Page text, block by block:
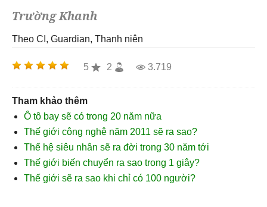
Trường Khanh
Theo CI, Guardian, Thanh niên
5 2 3.719
Tham khảo thêm
Ô tô bay sẽ có trong 20 năm nữa
Thế giới công nghệ năm 2011 sẽ ra sao?
Thế hệ siêu nhân sẽ ra đời trong 30 năm tới
Thế giới biến chuyển ra sao trong 1 giây?
Thế giới sẽ ra sao khi chỉ có 100 người?